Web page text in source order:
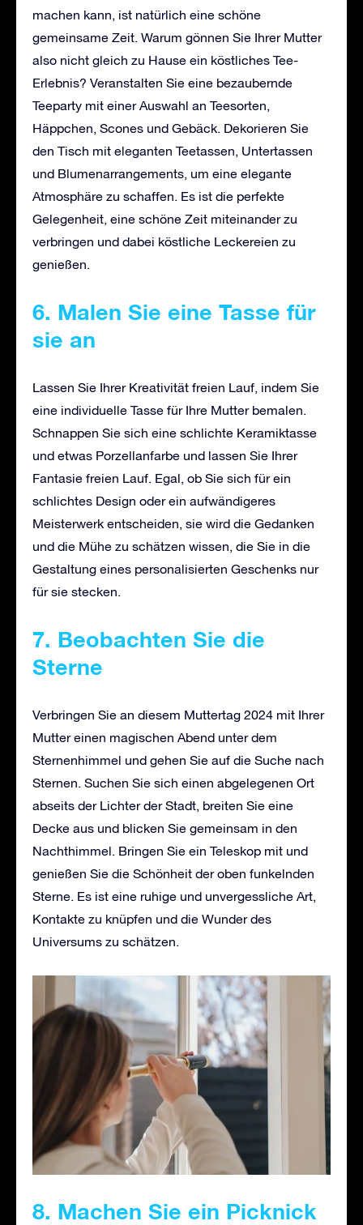
machen kann, ist natürlich eine schöne
gemeinsame Zeit. Warum gönnen Sie Ihrer Mutter
also nicht gleich zu Hause ein köstliches Tee-
Erlebnis? Veranstalten Sie eine bezaubernde
Teeparty mit einer Auswahl an Teesorten,
Häppchen, Scones und Gebäck. Dekorieren Sie
den Tisch mit eleganten Teetassen, Untertassen
und Blumenarrangements, um eine elegante
Atmosphäre zu schaffen. Es ist die perfekte
Gelegenheit, eine schöne Zeit miteinander zu
verbringen und dabei köstliche Leckereien zu
genießen.
6. Malen Sie eine Tasse für
sie an
Lassen Sie Ihrer Kreativität freien Lauf, indem Sie
eine individuelle Tasse für Ihre Mutter bemalen.
Schnappen Sie sich eine schlichte Keramiktasse
und etwas Porzellanfarbe und lassen Sie Ihrer
Fantasie freien Lauf. Egal, ob Sie sich für ein
schlichtes Design oder ein aufwändigeres
Meisterwerk entscheiden, sie wird die Gedanken
und die Mühe zu schätzen wissen, die Sie in die
Gestaltung eines personalisierten Geschenks nur
für sie stecken.
7. Beobachten Sie die
Sterne
Verbringen Sie an diesem Muttertag 2024 mit Ihrer
Mutter einen magischen Abend unter dem
Sternenhimmel und gehen Sie auf die Suche nach
Sternen. Suchen Sie sich einen abgelegenen Ort
abseits der Lichter der Stadt, breiten Sie eine
Decke aus und blicken Sie gemeinsam in den
Nachthimmel. Bringen Sie ein Teleskop mit und
genießen Sie die Schönheit der oben funkelnden
Sterne. Es ist eine ruhige und unvergessliche Art,
Kontakte zu knüpfen und die Wunder des
Universums zu schätzen.
8. Machen Sie ein Picknick